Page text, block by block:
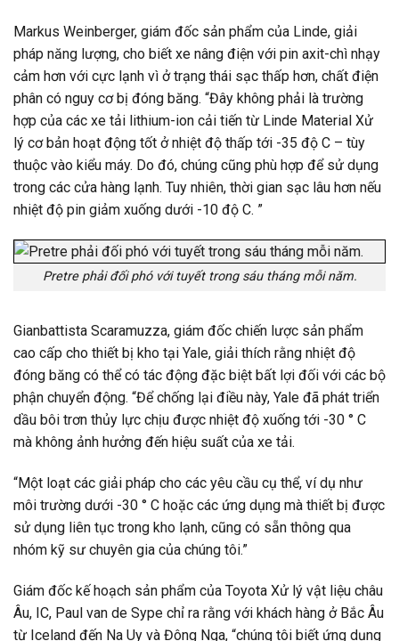
Markus Weinberger, giám đốc sản phẩm của Linde, giải
pháp năng lượng, cho biết xe nâng điện với pin axit-chì nhạy
cảm hơn với cực lạnh vì ở trạng thái sạc thấp hơn, chất điện
phân có nguy cơ bị đóng băng. “Đây không phải là trường
hợp của các xe tải lithium-ion cải tiến từ Linde Material Xử
lý cơ bản hoạt động tốt ở nhiệt độ thấp tới -35 độ C – tùy
thuộc vào kiểu máy. Do đó, chúng cũng phù hợp để sử dụng
trong các cửa hàng lạnh. Tuy nhiên, thời gian sạc lâu hơn nếu
nhiệt độ pin giảm xuống dưới -10 độ C. ”
Pretre phải đối phó với tuyết trong sáu tháng mỗi năm.
Gianbattista Scaramuzza, giám đốc chiến lược sản phẩm
cao cấp cho thiết bị kho tại Yale, giải thích rằng nhiệt độ
đóng băng có thể có tác động đặc biệt bất lợi đối với các bộ
phận chuyển động. “Để chống lại điều này, Yale đã phát triển
dầu bôi trơn thủy lực chịu được nhiệt độ xuống tới -30 ° C
mà không ảnh hưởng đến hiệu suất của xe tải.
“Một loạt các giải pháp cho các yêu cầu cụ thể, ví dụ như
môi trường dưới -30 ° C hoặc các ứng dụng mà thiết bị được
sử dụng liên tục trong kho lạnh, cũng có sẵn thông qua
nhóm kỹ sư chuyên gia của chúng tôi.”
Giám đốc kế hoạch sản phẩm của Toyota Xử lý vật liệu châu
Âu, IC, Paul van de Sype chỉ ra rằng với khách hàng ở Bắc Âu
từ Iceland đến Na Uy và Đông Nga, “chúng tôi biết ứng dụng